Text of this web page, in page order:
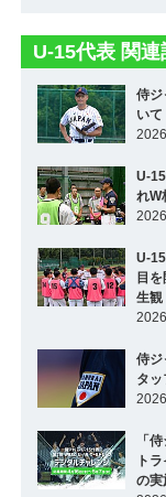
U-15代表 関連
侍ジ
いて
U-
れW
U-
目
生観
侍ジ
タッ
「
ト
の実